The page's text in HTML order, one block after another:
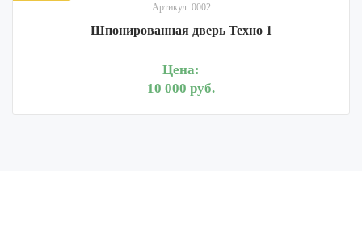
Артикул: 0002
Шпонированная дверь Техно 1
Цена:
10 000 руб.